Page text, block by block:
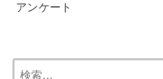
アンケート